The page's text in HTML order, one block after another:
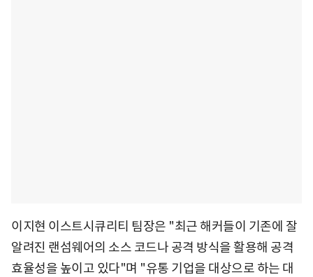
이지현 이스트시큐리티 팀장은 "최근 해커들이 기존에 잘
알려진 랜섬웨어의 소스 코드나 공격 방식을 활용해 공격
효율성을 높이고 있다"며 "유통 기업을 대상으로 하는 대